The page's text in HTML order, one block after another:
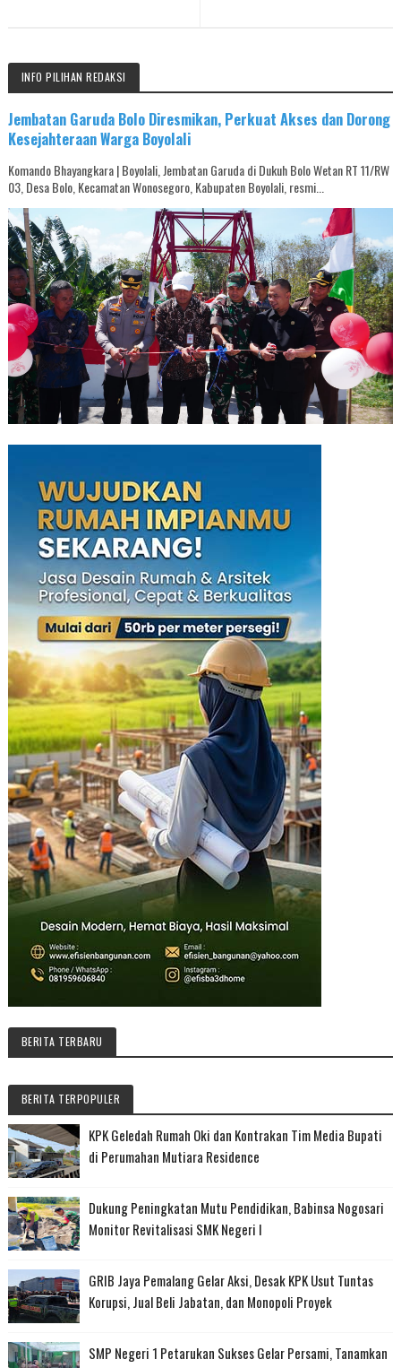
INFO PILIHAN REDAKSI
Jembatan Garuda Bolo Diresmikan, Perkuat Akses dan Dorong
Kesejahteraan Warga Boyolali
Komando Bhayangkara | Boyolali, Jembatan Garuda di Dukuh Bolo Wetan RT 11/RW
03, Desa Bolo, Kecamatan Wonosegoro, Kabupaten Boyolali, resmi...
BERITA TERBARU
BERITA TERPOPULER
KPK Geledah Rumah Oki dan Kontrakan Tim Media Bupati
di Perumahan Mutiara Residence
Dukung Peningkatan Mutu Pendidikan, Babinsa Nogosari
Monitor Revitalisasi SMK Negeri I
GRIB Jaya Pemalang Gelar Aksi, Desak KPK Usut Tuntas
Korupsi, Jual Beli Jabatan, dan Monopoli Proyek
SMP Negeri 1 Petarukan Sukses Gelar Persami, Tanamkan